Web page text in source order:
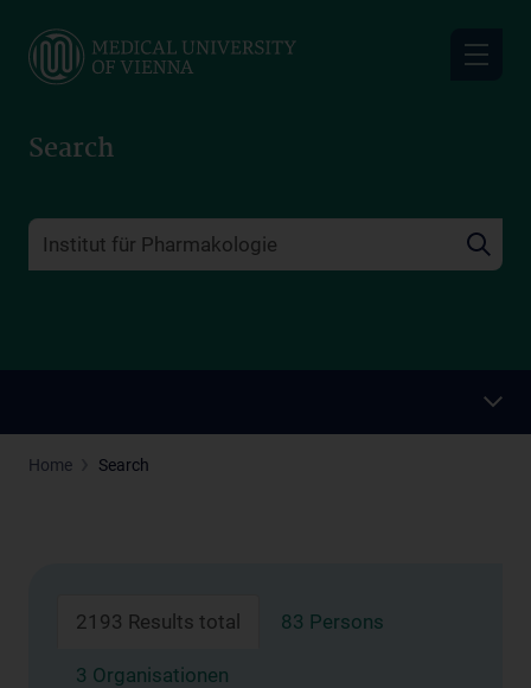
main
Search
Home Search
2193 Results total 83 Persons
3 Organisationen